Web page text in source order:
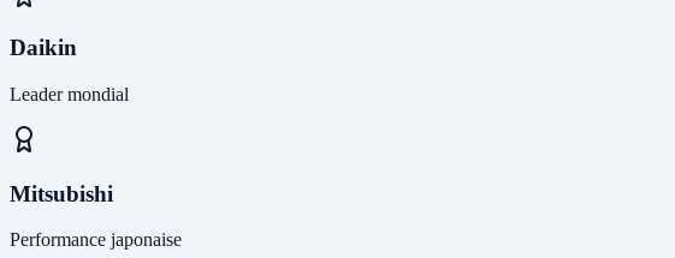
Daikin
Leader mondial
Mitsubishi
Performance japonaise